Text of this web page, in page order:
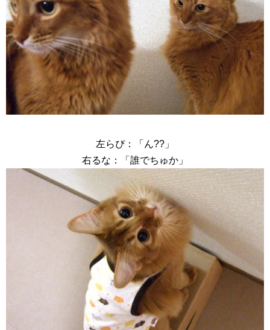
左らぴ：「ん??」
右るな：「誰でちゅか」